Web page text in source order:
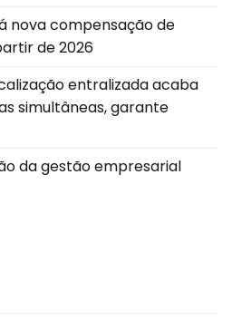
nova compensação de
de 2026
entralizada acaba
simultâneas, garante
da gestão empresarial